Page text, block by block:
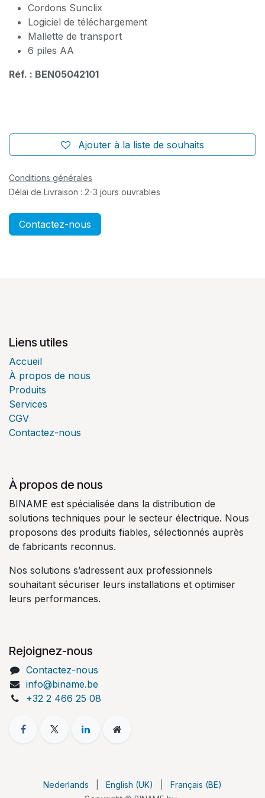
Cordons Sunclix
Logiciel de téléchargement
Mallette de transport
6 piles AA
Réf. : BEN05042101
Ajouter à la liste de souhaits
Conditions générales
Délai de Livraison : 2-3 jours ouvrables
Contactez-nous
Liens utiles
Accueil
À propos de nous
Produits
Services
CGV
Contactez-nous
À propos de nous
BINAME est spécialisée dans la distribution de
solutions techniques pour le secteur électrique. Nous
proposons des produits fiables, sélectionnés auprès
de fabricants reconnus.
Nos solutions s’adressent aux professionnels
souhaitant sécuriser leurs installations et optimiser
leurs performances.
Rejoignez-nous
Contactez-nous
info@biname.be
+32 2 466 25 08
Nederlands English (UK) Français (BE)